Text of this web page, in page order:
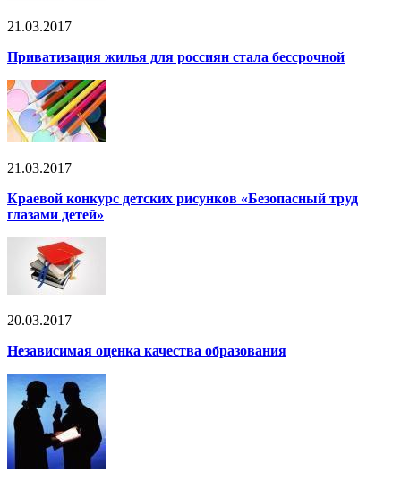
21.03.2017
Приватизация жилья для россиян стала бессрочной
21.03.2017
Краевой конкурс детских рисунков «Безопасный труд
глазами детей»
20.03.2017
Независимая оценка качества образования